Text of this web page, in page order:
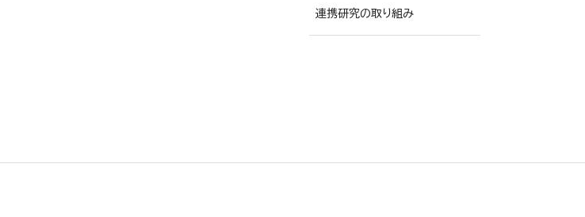
の対応
研究機関の管理・監査
連携研究の取り組み